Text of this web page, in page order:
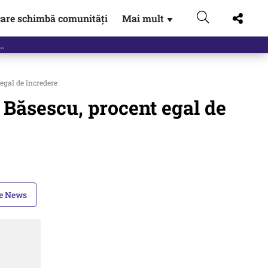
schimbă comunități Mai mult ▼
de încredere
procent egal de
News